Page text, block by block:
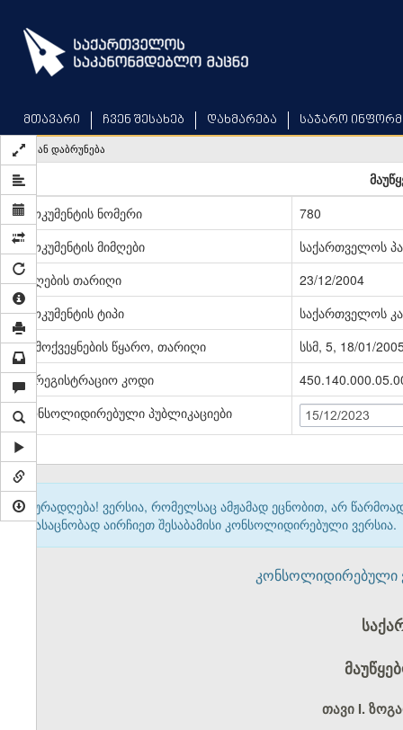
main
content
მთავარი ჩვენ შესახებ დახმარება საჯარო
უკან დაბრუნება
დოკუმენტის ნომერი
780
დოკუმენტის მიმღები
საქართველოს
მიღების თარიღი
23/12/2004
დოკუმენტის ტიპი
საქართველოს
გამოქვეყნების წყარო, თარიღი
სსმ, 5, 18/01/
სარეგისტრაციო კოდი
კონსოლიდირებული პუბლიკაციები
15/12/2023
ყურადღება! ვერსია, რომელსაც ამჟამად ეცნობით, არ
გასაცნობად აირჩიეთ შესაბამისი კონსოლიდირებული ვერსია.
კონსოლიდირებული
თავი I.